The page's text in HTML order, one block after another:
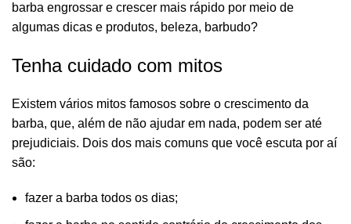
barba engrossar e crescer mais rápido por meio de
algumas dicas e produtos, beleza, barbudo?
Tenha cuidado com mitos
Existem vários mitos famosos sobre o crescimento da
barba, que, além de não ajudar em nada, podem ser até
prejudiciais. Dois dos mais comuns que você escuta por aí
são:
fazer a barba todos os dias;